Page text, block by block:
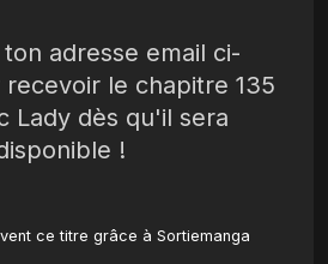
ton adresse email ci-
le chapitre 135
Lady dès qu'il sera
!
ce titre grâce à Sortiemanga